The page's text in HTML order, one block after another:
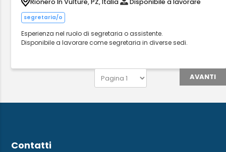
segretaria/o
Esperienza nel ruolo di segretaria o assistente.
Disponibile a lavorare come segretaria in diverse sedi.
AVANTI
Contatti